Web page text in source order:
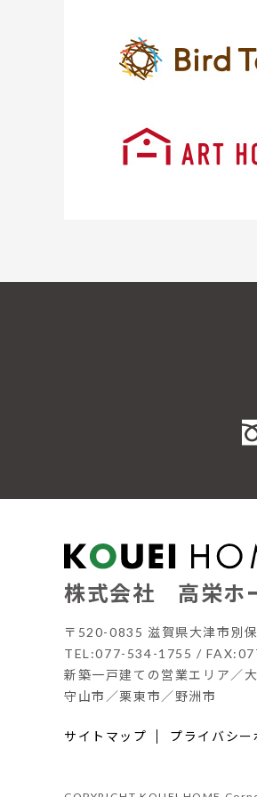
株式会社 高栄ホ
〒520-0835 滋賀県大津市別
TEL:077-534-1755 /
新築一戸建ての営業エリア／
守山市／栗東市／野洲市
サイトマップ プライバシー